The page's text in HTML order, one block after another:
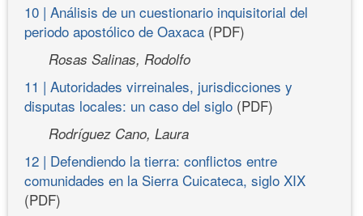
10 | Análisis de un cuestionario inquisitorial del
periodo apostólico de Oaxaca (PDF)
Rosas Salinas, Rodolfo
11 | Autoridades virreinales, jurisdicciones y
disputas locales: un caso del siglo (PDF)
Rodríguez Cano, Laura
12 | Defendiendo la tierra: conflictos entre
comunidades en la Sierra Cuicateca, siglo XIX
(PDF)